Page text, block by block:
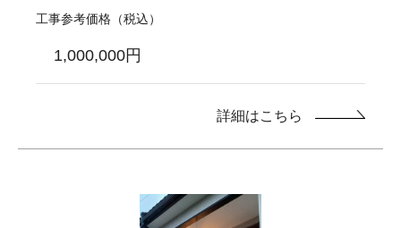
工事参考価格（税込）
1,000,000円
詳細はこちら